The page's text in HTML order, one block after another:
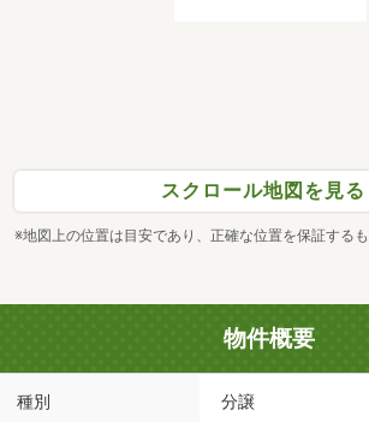
スクロール地図を見る
※地図上の位置は目安であり、正確な位置を保証するも
物件概要
種別 分譲